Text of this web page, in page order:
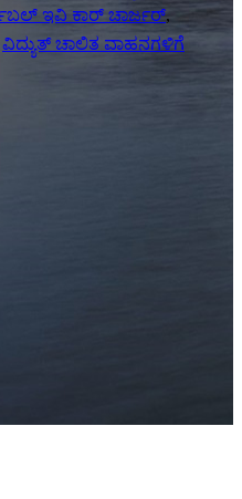
ಇವಿ ಕಾರ್ ಚಾರ್ಜರ್,
ವಿದ್ಯುತ್ ಚಾಲಿತ ವಾಹನಗಳಿಗೆ